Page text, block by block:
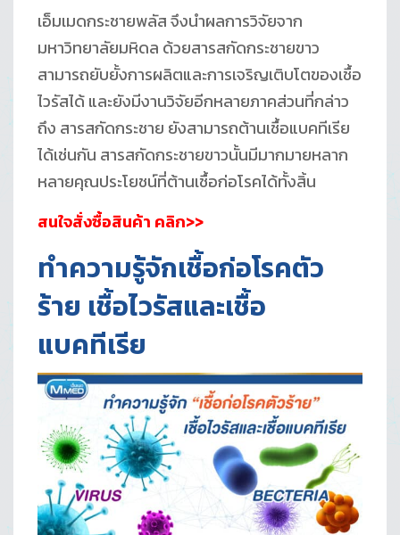
เอ็มเมดกระชายพลัส จึงนำผลการวิจัยจาก
มหาวิทยาลัยมหิดล ด้วยสารสกัดกระชายขาว
สามารถยับยั้งการผลิตและการเจริญเติบโตของเชื้อ
ไวรัสได้ และยังมีงานวิจัยอีกหลายภาคส่วนที่กล่าว
ถึง สารสกัดกระชาย ยังสามารถต้านเชื้อแบคทีเรีย
ได้เช่นกัน สารสกัดกระชายขาวนั้นมีมากมายหลาก
หลายคุณประโยชน์ที่ต้านเชื้อก่อโรคได้ทั้งสิ้น
สนใจสั่งซื้อสินค้า คลิก>>
ทำความรู้จักเชื้อก่อโรคตัว
ร้าย เชื้อไวรัสและเชื้อ
แบคทีเรีย